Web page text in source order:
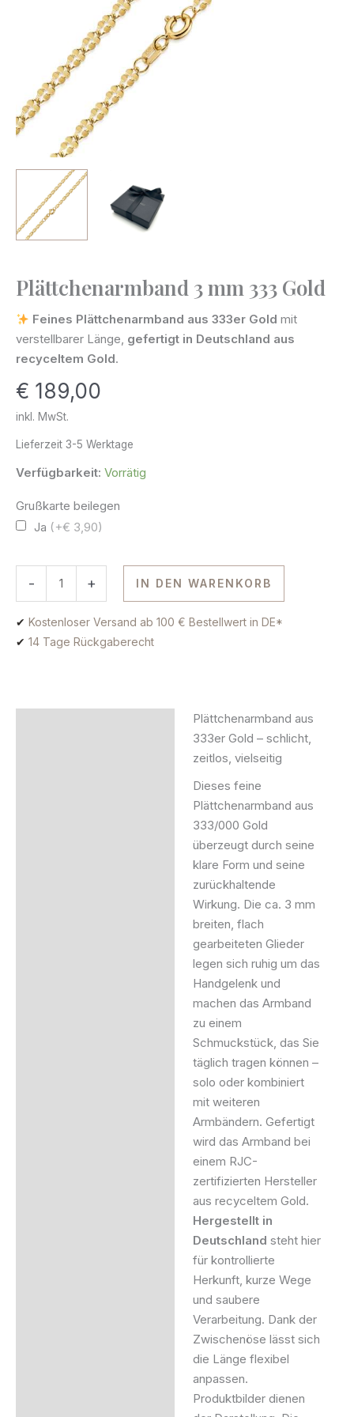
Plättchenarmband 3 mm 333 Gold
Feines Plättchenarmband aus 333er Gold mit
verstellbarer Länge, gefertigt in Deutschland aus
recyceltem Gold.
€ 189,00
inkl. MwSt.
Lieferzeit 3-5 Werktage
Verfügbarkeit: Vorrätig
Grußkarte beilegen
Ja (+€ 3,90)
-
Plättchenarmband
mm
Menge
+ IN DEN WARENKORB
✔ Kostenloser Versand ab 100 € Bestellwert in DE*
✔ 14 Tage Rückgaberecht
Plättchenarmband aus
333er Gold – schlicht,
zeitlos, vielseitig
Dieses feine
Plättchenarmband aus
333/000 Gold
überzeugt durch seine
klare Form und seine
zurückhaltende
Wirkung. Die ca. 3 mm
breiten, flach
gearbeiteten Glieder
legen sich ruhig um das
Handgelenk und
machen das Armband
zu einem
Schmuckstück, das Sie
täglich tragen können –
solo oder kombiniert
mit weiteren
Armbändern. Gefertigt
wird das Armband bei
einem RJC-
zertifizierten Hersteller
aus recyceltem Gold.
Hergestellt in
Deutschland steht hier
für kontrollierte
Herkunft, kurze Wege
und saubere
Verarbeitung. Dank der
Zwischenöse lässt sich
die Länge flexibel
anpassen.
Produktbilder dienen